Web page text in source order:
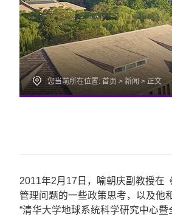
您当前所在位置: 首页 > 新闻 > 正文
2011年2月17日，喻朝庆副教授在
管理问题的一些政策思考，以及他
“清华大学地球系统科学研究中心暨